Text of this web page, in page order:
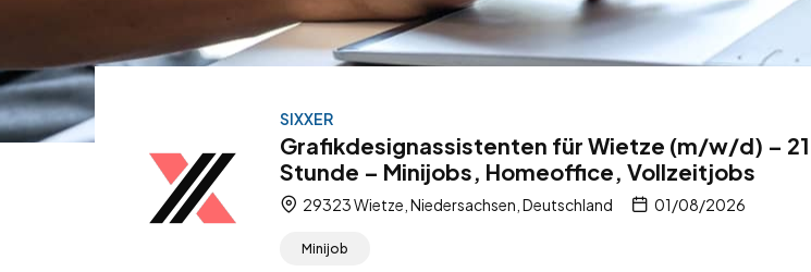
SIXXER
Grafikdesignassistenten für Wietze (m/w/d) –
Stunde – Minijobs, Homeoffice, Vollzeitjobs
29323 Wietze, Niedersachsen, Deutschland 01/08/2026
Minijob